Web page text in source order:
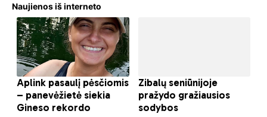
Naujienos iš interneto